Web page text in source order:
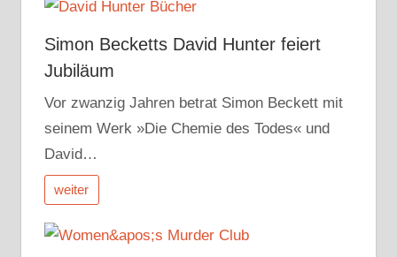
Simon Becketts David Hunter feiert
Jubiläum
Vor zwanzig Jahren betrat Simon Beckett mit
seinem Werk »Die Chemie des Todes« und
David…
weiter